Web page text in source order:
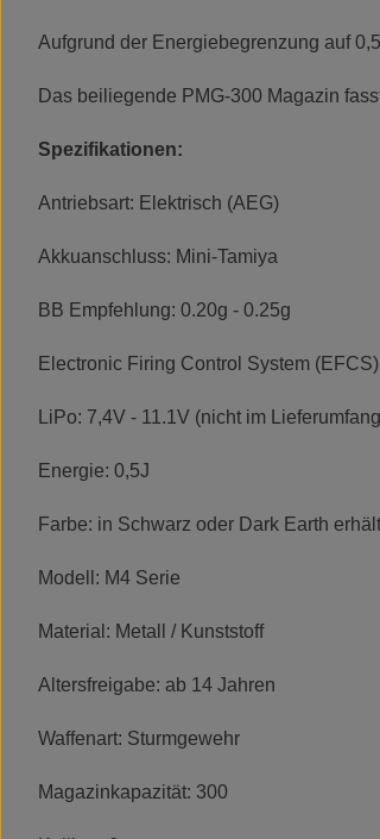
Aufgrund der Energiebegrenzung auf
Das beiliegende PMG-300 Magazin
Spezifikationen:
Antriebsart: Elektrisch (AEG)
Akkuanschluss: Mini-Tamiya
BB Empfehlung: 0.20g - 0.25g
Electronic Firing Control System
LiPo: 7,4V - 11.1V (nicht im
Energie: 0,5J
Farbe: in Schwarz oder Dark Earth
Modell: M4 Serie
Material: Metall / Kunststoff
Altersfreigabe: ab 14 Jahren
Waffenart: Sturmgewehr
Magazinkapazität: 300